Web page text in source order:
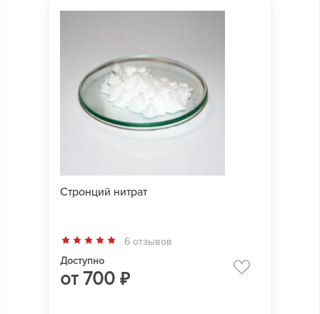
Стронций нитрат
6 отзывов
Доступно
от700 ₽